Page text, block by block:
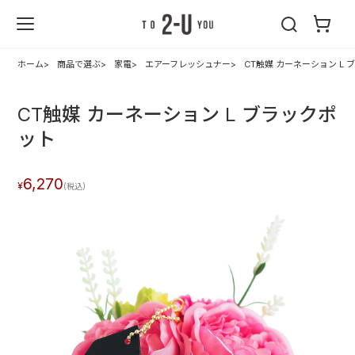
ホーム 商品で選ぶ 家電 エアーフレッシュナー CT触媒 カーネーション L
CT触媒 カーネーション L ブラックポ
ット
6,270